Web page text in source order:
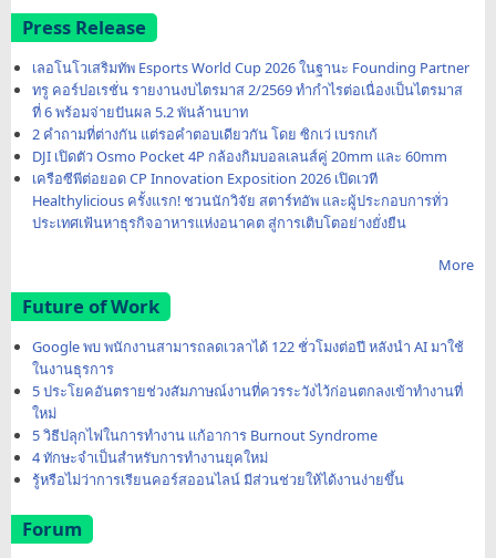
Press Release
เลอโนโวเสริมทัพ Esports World Cup 2026 ในฐานะ Founding Partner
ทรู คอร์ปอเรชั่น รายงานงบไตรมาส 2/2569 ทำกำไรต่อเนื่องเป็นไตรมาส
ที่ 6 พร้อมจ่ายปันผล 5.2 พันล้านบาท
2 คำถามที่ต่างกัน แต่รอคำตอบเดียวกัน โดย ซิกเว่ เบรกเก้
DJI เปิดตัว Osmo Pocket 4P กล้องกิมบอลเลนส์คู่ 20mm และ 60mm
เครือซีพีต่อยอด CP Innovation Exposition 2026 เปิดเวที
Healthylicious ครั้งแรก! ชวนนักวิจัย สตาร์ทอัพ และผู้ประกอบการทั่ว
ประเทศเฟ้นหาธุรกิจอาหารแห่งอนาคต สู่การเติบโตอย่างยั่งยืน
More
Future of Work
Google พบ พนักงานสามารถลดเวลาได้ 122 ชั่วโมงต่อปี หลังนำ AI มาใช้
ในงานธุรการ
5 ประโยคอันตรายช่วงสัมภาษณ์งานที่ควรระวังไว้ก่อนตกลงเข้าทำงานที่
ใหม่
5 วิธีปลุกไฟในการทำงาน แก้อาการ Burnout Syndrome
4 ทักษะจำเป็นสำหรับการทำงานยุคใหม่
รู้หรือไม่ว่าการเรียนคอร์สออนไลน์ มีส่วนช่วยให้ได้งานง่ายขึ้น
Forum